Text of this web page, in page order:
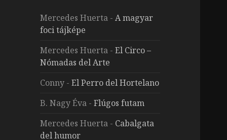
Mercedes Huerta -A magyar
foci tájképe
Mercedes Huerta -El Circo –
Nómadas del Arte
Conny -El Perro del Hortelano
B. Nagy Éva -Flúgos futam
Mercedes Huerta - Cabalgata
del humor